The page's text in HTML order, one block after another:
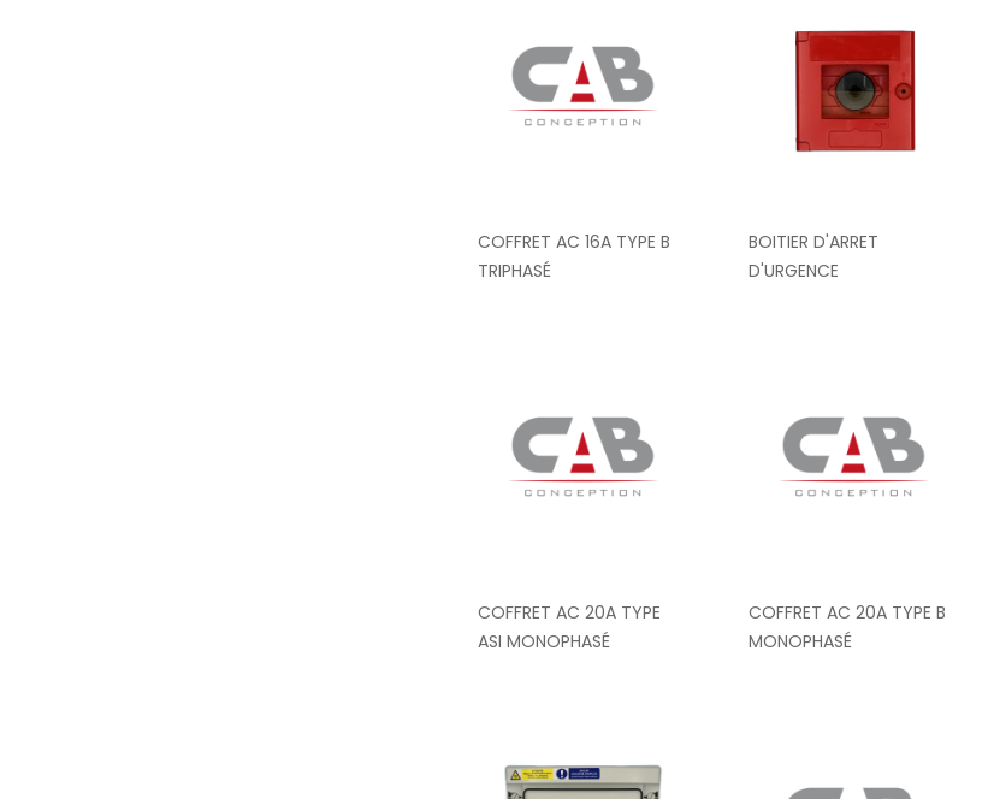
COFFRET AC 16A TYPE B
TRIPHASÉ
BOITIER D'ARRET
D'URGENCE
COFFRET AC 20A TYPE
ASI MONOPHASÉ
COFFRET AC 20A TYPE B
MONOPHASÉ